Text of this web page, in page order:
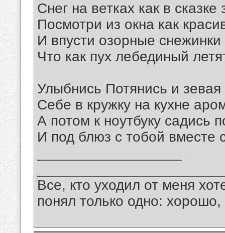
Снег на ветках как в
Посмотри из окна как
И впусти озорные
Что как пух лебединый
Улыбнись Потянись и
Себе в кружку на кухне
А потом к ноутбуку садись
И под блюз с тобой вместе
Все, кто уходил от меня
понял только одно: